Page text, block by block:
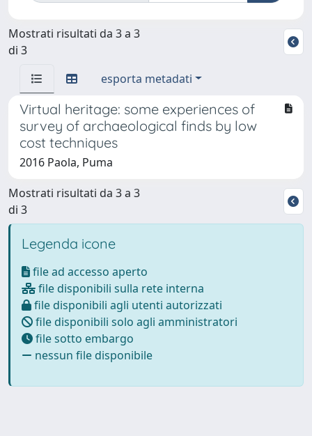
Mostrati risultati da 3 a 3
di 3
esporta metadati
Virtual heritage: some experiences of
survey of archaeological finds by low
cost techniques
2016 Paola, Puma
Mostrati risultati da 3 a 3
di 3
Legenda icone
file ad accesso aperto
file disponibili sulla rete interna
file disponibili agli utenti autorizzati
file disponibili solo agli amministratori
file sotto embargo
nessun file disponibile